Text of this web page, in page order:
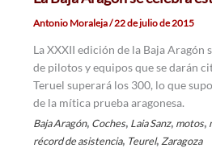
Antonio Moraleja/22 de julio de 2015
La XXXII edición de la Baja Aragón
de pilotos y equipos que se darán
Teruel superará los 300, lo que
de la mítica prueba aragonesa.
Baja Aragón, Coches, Laia Sanz, motos,
récord de asistencia, Teurel, Zaragoza